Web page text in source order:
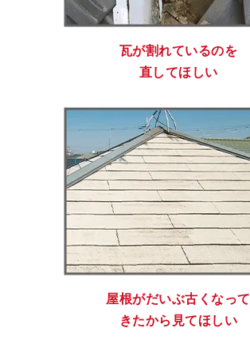
瓦が割れているのを
直してほしい
屋根がだいぶ古くなって
きたから見てほしい